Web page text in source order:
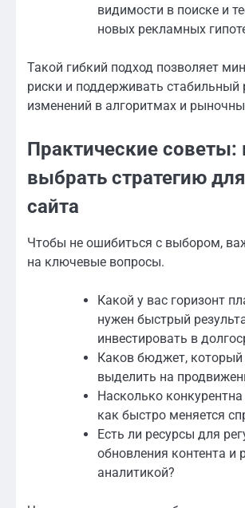
видимости в поиске и
новых рекламных
Такой гибкий подход позволяет
риски и поддерживать стабильный
изменений в алгоритмах и
Практические советы:
выбрать стратегию
сайта
Чтобы не ошибиться с выбором,
на ключевые вопросы.
Какой у вас горизонт
нужен быстрый
инвестировать в
Каков бюджет,
выделить на
Насколько
как быстро меняется
Есть ли ресурсы для
обновления контента и
аналитикой?